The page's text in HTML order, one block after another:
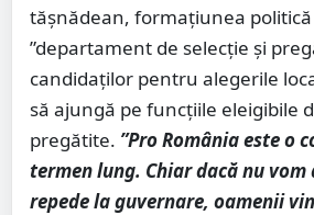
tășnădean, formațiunea
”departament de selecție și
candidaților pentru alegerile
să ajungă pe funcțiile eleigibile
pregătite. ”Pro România este o
termen lung. Chiar dacă nu vom
repede la guvernare, oamenii